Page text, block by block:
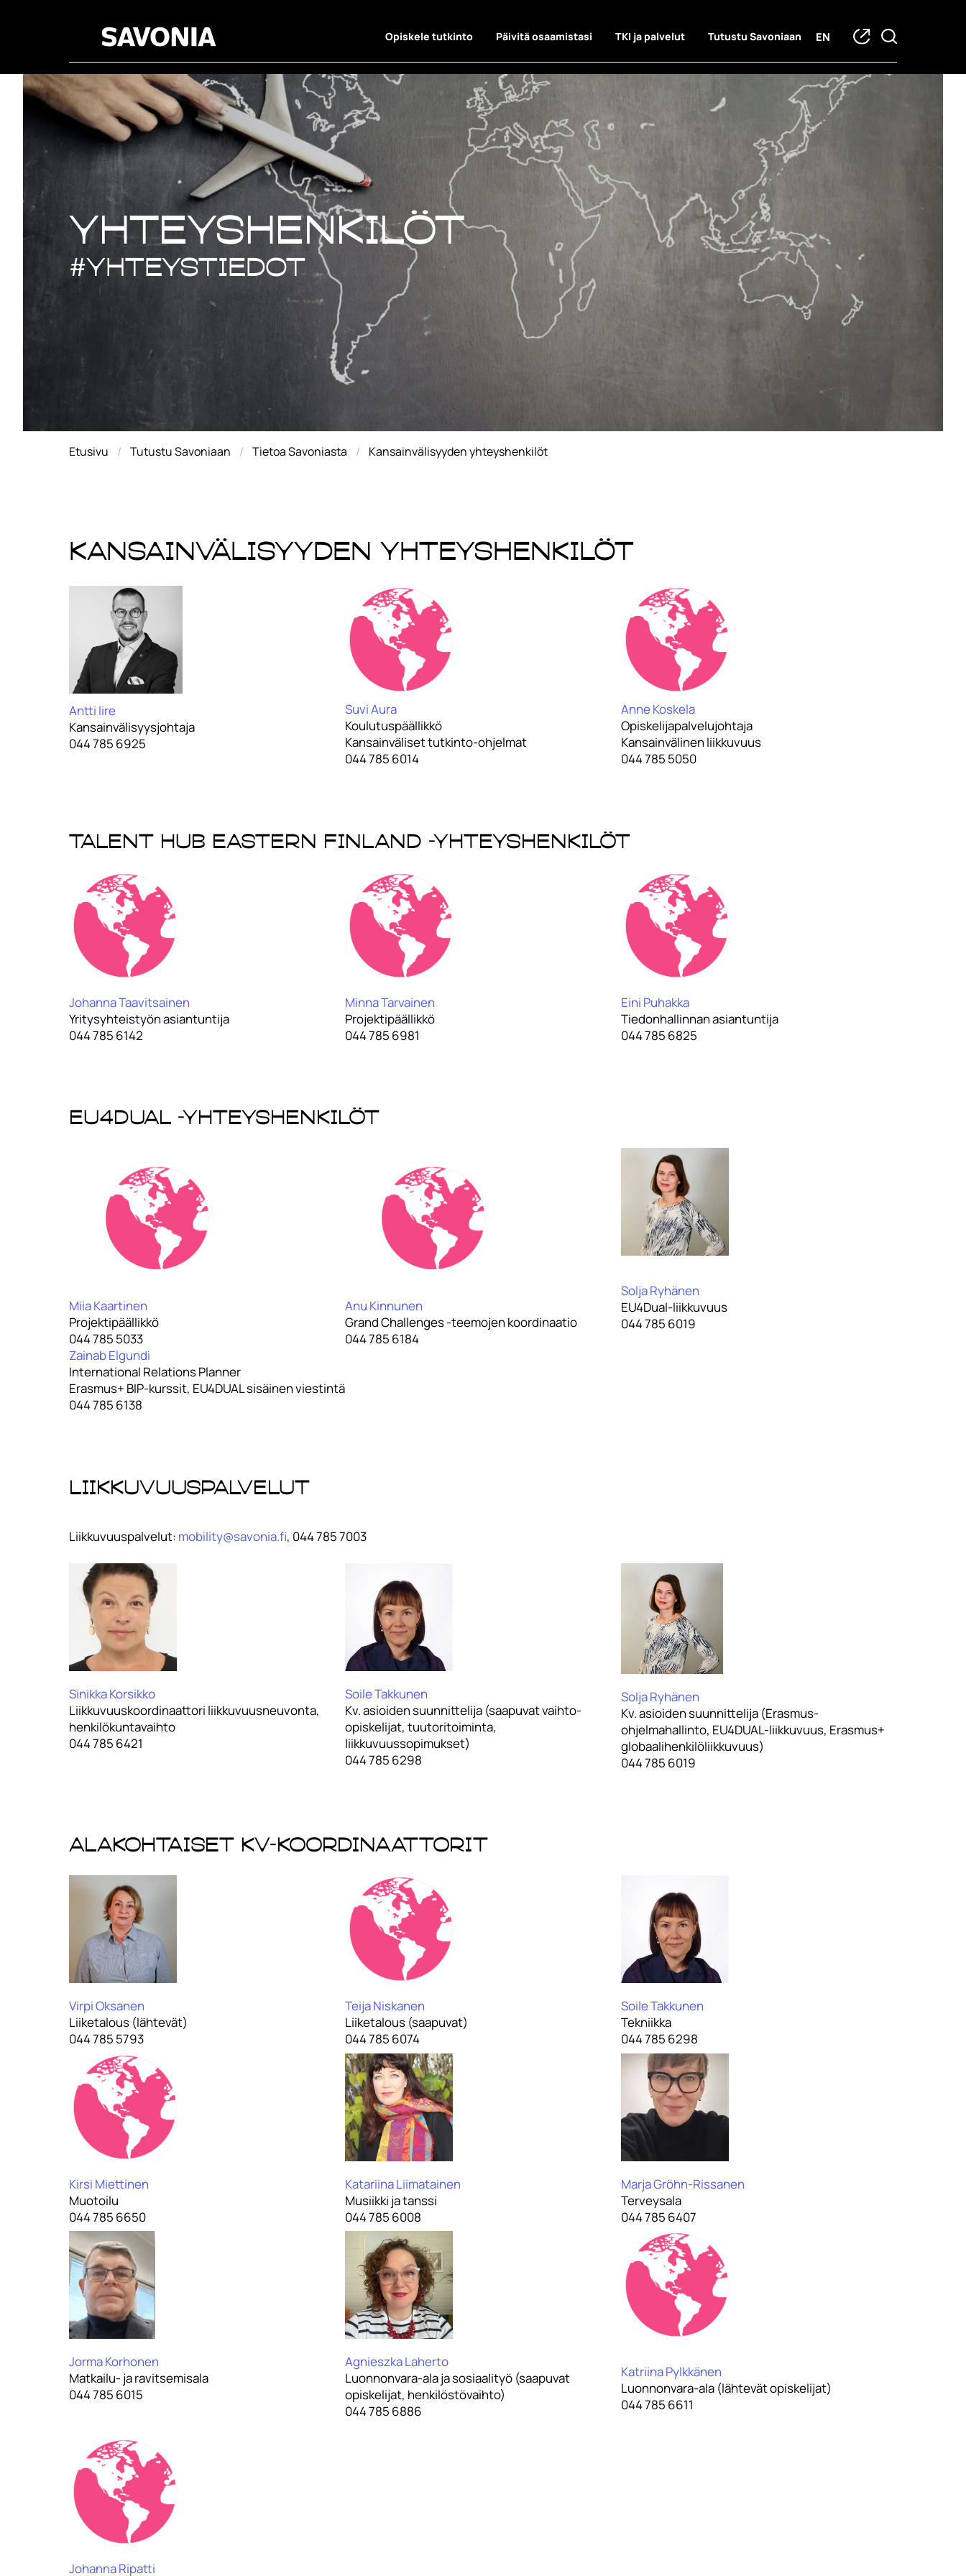
Opiskele tutkinto Päivitä osaamistasi TKI ja palvelut Tutustu Savoniaan EN
Kansainvälisyyden yhteyshenkilöt
Yhteyshenkilöt
#yhteystiedot
Etusivu Tutustu Savoniaan Tietoa Savoniasta Kansainvälisyyden yhteyshenkilöt
Kansainvälisyyden yhteyshenkilöt
Antti Iire
Kansainvälisyysjohtaja
044 785 6925
Suvi Aura
Koulutuspäällikkö
Kansainväliset tutkinto-ohjelmat
044 785 6014
Anne Koskela
Opiskelijapalvelujohtaja
Kansainvälinen liikkuvuus
044 785 5050
Talent Hub Eastern Finland -yhteyshenkilöt
Johanna Taavitsainen
Yritysyhteistyön asiantuntija
044 785 6142
Minna Tarvainen
Projektipäällikkö
044 785 6981
Eini Puhakka
Tiedonhallinnan asiantuntija
044 785 6825
EU4Dual -yhteyshenkilöt
Miia Kaartinen
Projektipäällikkö
044 785 5033
Anu Kinnunen
Grand Challenges -teemojen koordinaatio
044 785 6184
Solja Ryhänen
EU4Dual-liikkuvuus
044 785 6019
Zainab Elgundi
International Relations Planner
Erasmus+ BIP-kurssit, EU4DUAL sisäinen viestintä
044 785 6138
Liikkuvuuspalvelut
Liikkuvuuspalvelut: mobility@savonia.fi, 044 785 7003
Sinikka Korsikko
Liikkuvuuskoordinaattori liikkuvuusneuvonta,
henkilökuntavaihto
044 785 6421
Soile Takkunen
Kv. asioiden suunnittelija (saapuvat vaihto-
opiskelijat, tuutoritoiminta,
liikkuvuussopimukset)
044 785 6298
Solja Ryhänen
Kv. asioiden suunnittelija (Erasmus-
ohjelmahallinto, EU4DUAL-liikkuvuus, Erasmus+
globaalihenkilöliikkuvuus)
044 785 6019
Alakohtaiset kv-koordinaattorit
Virpi Oksanen
Liiketalous (lähtevät)
044 785 5793
Teija Niskanen
Liiketalous (saapuvat)
044 785 6074
Soile Takkunen
Tekniikka
044 785 6298
Kirsi Miettinen
Muotoilu
044 785 6650
Katariina Liimatainen
Musiikki ja tanssi
044 785 6008
Marja Gröhn-Rissanen
Terveysala
044 785 6407
Jorma Korhonen
Matkailu- ja ravitsemisala
044 785 6015
Agnieszka Laherto
Luonnonvara-ala ja sosiaalityö (saapuvat
opiskelijat, henkilöstövaihto)
044 785 6886
Katriina Pylkkänen
Luonnonvara-ala (lähtevät opiskelijat)
044 785 6611
Johanna Ripatti